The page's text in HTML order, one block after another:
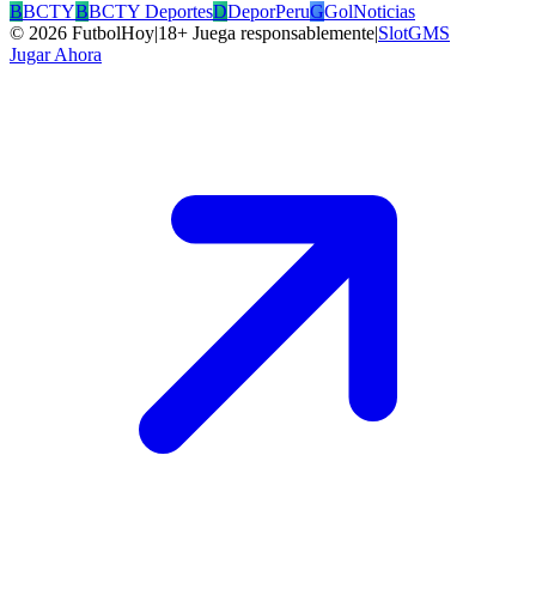
BBCTYBBCTY DeportesDDeporPeruGGolNoticias
© 2026 FutbolHoy|18+ Juega responsablemente|SlotGMS
Jugar Ahora